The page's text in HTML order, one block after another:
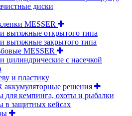
диски
MESSER
вытяжные открытого типа
вытяжные закрытого типа
MESSER
цилиндрические с насечкой
и пластику
решения
для кемпинга, охоты и рыбалки
в защитных кейсах